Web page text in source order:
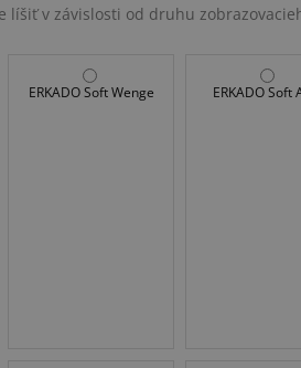
líšiť v závislosti od druhu
ERKADO Soft Wenge ERKADO Soft